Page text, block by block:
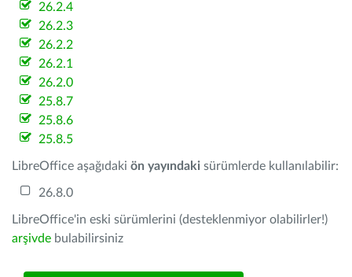
26.2.4
26.2.3
26.2.2
26.2.1
26.2.0
25.8.7
25.8.6
25.8.5
LibreOffice aşağıdaki ön yayındaki sürümlerde kullanılabilir:
26.8.0
LibreOffice'in eski sürümlerini (desteklenmiyor olabilirler!)
arşivde bulabilirsiniz